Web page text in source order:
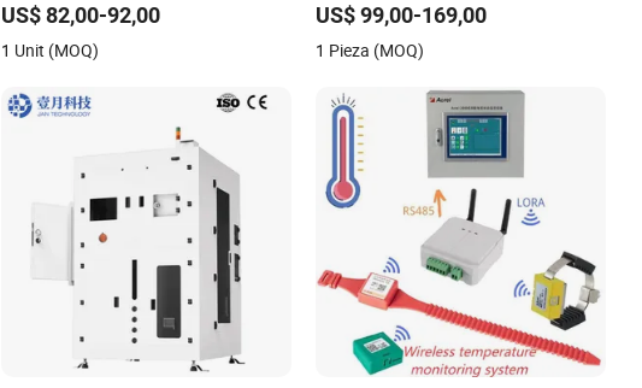
US$ 82,00-92,00
1 Unit (MOQ)
US$ 99,00-169,00
1 Pieza (MOQ)